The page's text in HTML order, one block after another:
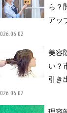
ら？
アッ
美容
い？
引き